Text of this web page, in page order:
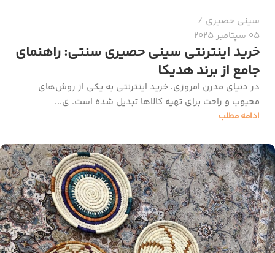
سینی حصیری
05 سپتامبر 2025
خرید اینترنتی سینی حصیری سنتی: راهنمای
جامع از برند هدیکا
در دنیای مدرن امروزی، خرید اینترنتی به یکی از روش‌های
محبوب و راحت برای تهیه کالاها تبدیل شده است. ی...
ادامه مطلب